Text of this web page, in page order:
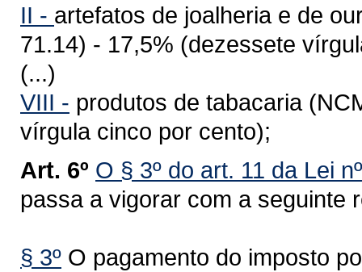
II - artefatos de joalheria e de
71.14) - 17,5% (dezessete
(...)
VIII - produtos de tabacaria
vírgula cinco por cento);
Art. 6º O § 3º do art. 11 da Lei
passa a vigorar com a seguinte
§ 3º O pagamento do imposto